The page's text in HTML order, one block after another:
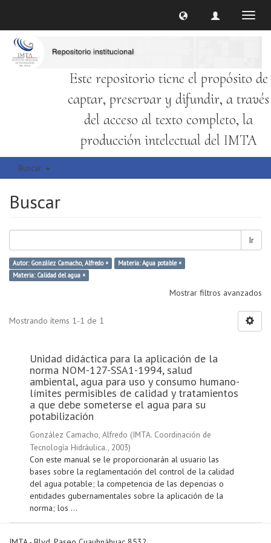
Este repositorio tiene el propósito de
captar, preservar y difundir, a través
del acceso al texto completo, la
producción intelectual del IMTA
Buscar
Buscar
Ir
Autor: González Camacho, Alfredo ×
Materia: Agua potable ×
Materia: Calidad del agua ×
Mostrar filtros avanzados
Mostrando ítems 1-1 de 1
Unidad didáctica para la aplicación de la
norma NOM-127-SSA1-1994, salud
ambiental, agua para uso y consumo humano-
límites permisibles de calidad y tratamientos
a que debe someterse el agua para su
potabilización
González Camacho, Alfredo (IMTA. Coordinación de
Tecnología Hidráulica., 2003)
Con este manual se le proporcionarán al usuario las
bases sobre la reglamentación del control de la calidad
del agua potable; la competencia de las depencias o
entidades gubernamentales sobre la aplicación de la
norma; los ...